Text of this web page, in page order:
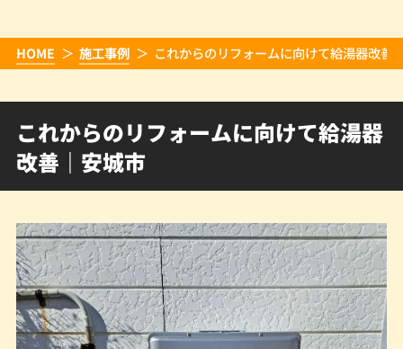
HOME 施工事例 これからのリフォームに向けて給湯器改善
これからのリフォームに向けて給湯器
改善｜安城市